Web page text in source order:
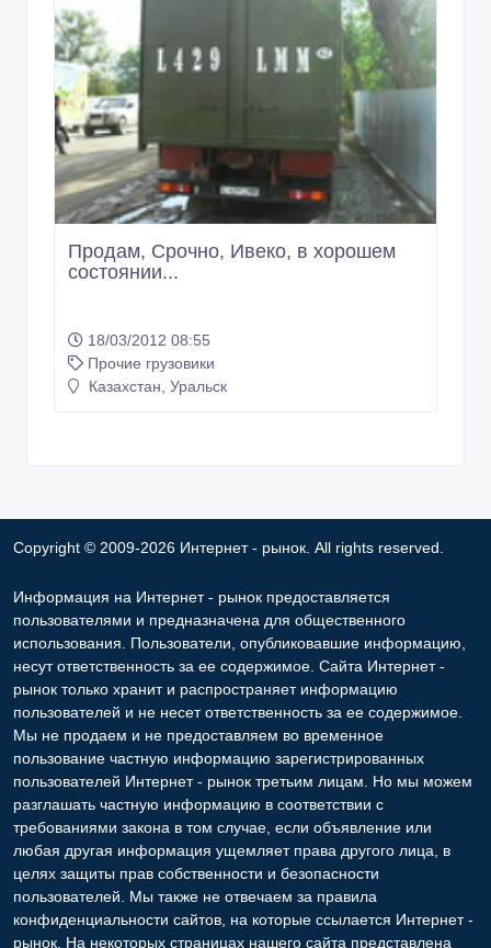
Продам, Срочно, Ивеко, в хорошем
состоянии...
18/03/2012 08:55
Прочие грузовики
Казахстан, Уральск
Copyright © 2009-2026 Интернет - рынок. All rights reserved.
Информация на Интернет - рынок предоставляется
пользователями и предназначена для общественного
использования. Пользователи, опубликовавшие информацию,
несут ответственность за ее содержимое. Сайта Интернет -
рынок только хранит и распространяет информацию
пользователей и не несет ответственность за ее содержимое.
Мы не продаем и не предоставляем во временное
пользование частную информацию зарегистрированных
пользователей Интернет - рынок третьим лицам. Но мы можем
разглашать частную информацию в соответствии с
требованиями закона в том случае, если объявление или
любая другая информация ущемляет права другого лица, в
целях защиты прав собственности и безопасности
пользователей. Мы также не отвечаем за правила
конфиденциальности сайтов, на которые ссылается Интернет -
рынок. На некоторых страницах нашего сайта представлена